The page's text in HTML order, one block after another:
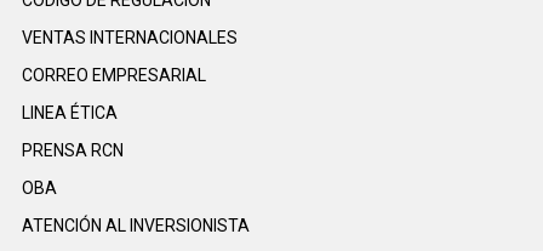
VENTAS INTERNACIONALES
CORREO EMPRESARIAL
LINEA ÉTICA
PRENSA RCN
OBA
ATENCIÓN AL INVERSIONISTA